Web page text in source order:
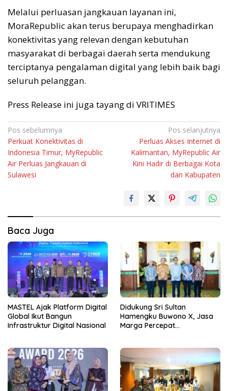
Melalui perluasan jangkauan layanan ini,
MoraRepublic akan terus berupaya menghadirkan
konektivitas yang relevan dengan kebutuhan
masyarakat di berbagai daerah serta mendukung
terciptanya pengalaman digital yang lebih baik bagi
seluruh pelanggan.
Press Release ini juga tayang di VRITIMES
Navigasi
pos
Pos sebelumnya
Perkuat Konektivitas di
Indonesia Timur, MyRepublic
Air Perluas Jangkauan di
Sulawesi
Pos selanjutnya
Perluas Akses Internet di
Kalimantan, MyRepublic Air
Kini Hadir di Berbagai Kota
dan Kabupaten
Baca Juga
MASTEL Ajak Platform Digital
Global Ikut Bangun
Infrastruktur Digital Nasional
Didukung Sri Sultan
Hamengku Buwono X, Jasa
Marga Percepat
untuk Dukung Konektivitas
DIY